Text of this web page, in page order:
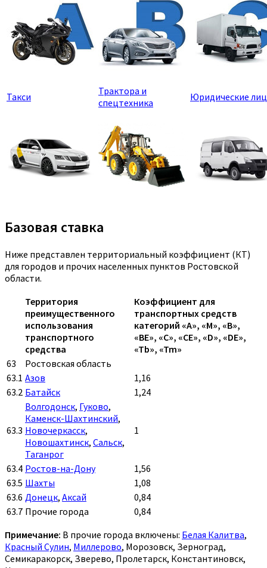
Такси
Трактора и
спецтехника
Юридические
Базовая ставка
Ниже представлен территориальный коэффициент (КТ)
для городов и прочих населенных пунктов Ростовской
области.
Территория
преимущественного
использования
транспортного
средства
Коэффициент для
транспортных средств
категорий «A», «M», «B»,
«BE», «C», «CE», «D», «DE»,
«Tb», «Tm»
63
Ростовская область
63.1 Азов
1,16
63.2 Батайск 1,24
63.3
Волгодонск, Гуково,
Каменск-Шахтинский,
Новочеркасск,
Новошахтинск, Сальск,
Таганрог
1
63.4 Ростов-на-Дону
1,56
63.5 Шахты
1,08
63.6 Донецк, Аксай
0,84
63.7 Прочие города
0,84
Примечание: В прочие города включены: Белая Калитва,
Красный Сулин, Миллерово, Морозовск, Зерноград,
Семикаракорск, Зверево, Пролетарск, Константиновск,